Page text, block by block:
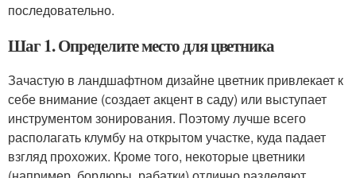
последовательно.
Шаг 1. Определите место для цветника
Зачастую в ландшафтном дизайне цветник привлекает к
себе внимание (создает акцент в саду) или выступает
инструментом зонирования. Поэтому лучше всего
располагать клумбу на открытом участке, куда падает
взгляд прохожих. Кроме того, некоторые цветники